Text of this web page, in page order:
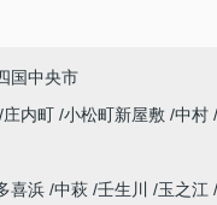
国中央市
庄内町 小松町新屋敷 中村
喜浜 中萩 壬生川 玉之江